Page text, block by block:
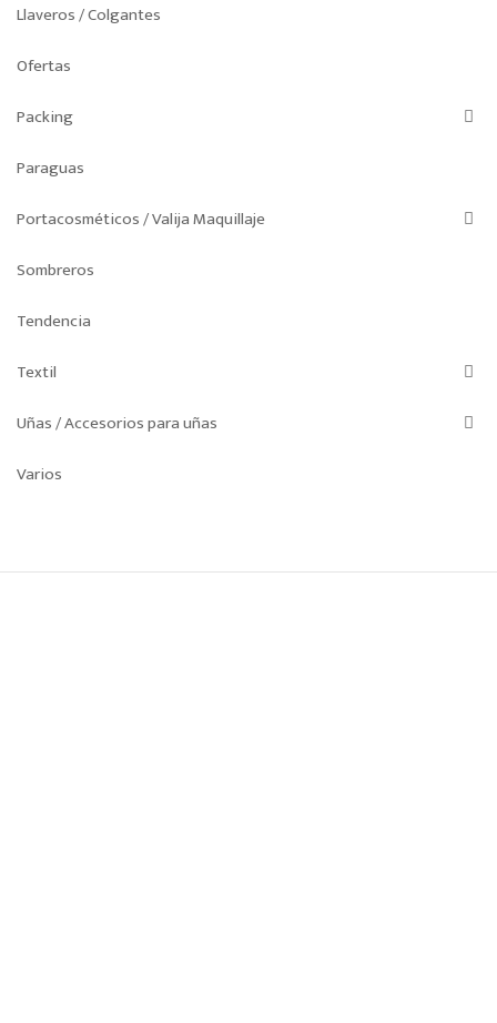
Llaveros / Colgantes
Ofertas
Packing
Paraguas
Portacosméticos / Valija Maquillaje
Sombreros
Tendencia
Textil
Uñas / Accesorios para uñas
Varios